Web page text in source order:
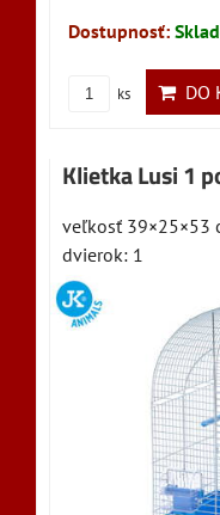
Dostupnosť:
ks DO
Klietka Lusi 1
veľkosť 39×25×53
dvierok: 1